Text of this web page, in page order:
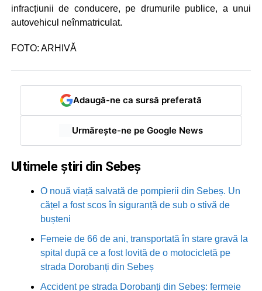
infracțiunii de conducere, pe drumurile publice, a unui
autovehicul neînmatriculat.
FOTO: ARHIVĂ
Adaugă-ne ca sursă preferată
Urmărește-ne pe Google News
Ultimele știri din Sebeș
O nouă viață salvată de pompierii din Sebeș. Un
cățel a fost scos în siguranță de sub o stivă de
bușteni
Femeie de 66 de ani, transportată în stare gravă la
spital după ce a fost lovită de o motocicletă pe
strada Dorobanți din Sebeș
Accident pe strada Dorobanți din Sebeș: fermeie